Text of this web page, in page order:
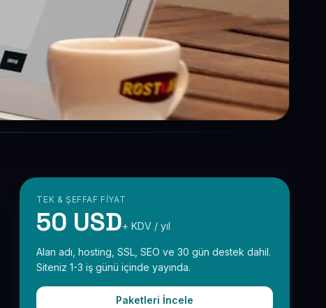
TEK & ŞEFFAF FIYAT
50 USD+ KDV / yıl
Alan adı, hosting, SSL, SEO ve 30 gün destek dahil.
Siteniz 1-3 iş günü içinde yayında.
Paketleri İncele